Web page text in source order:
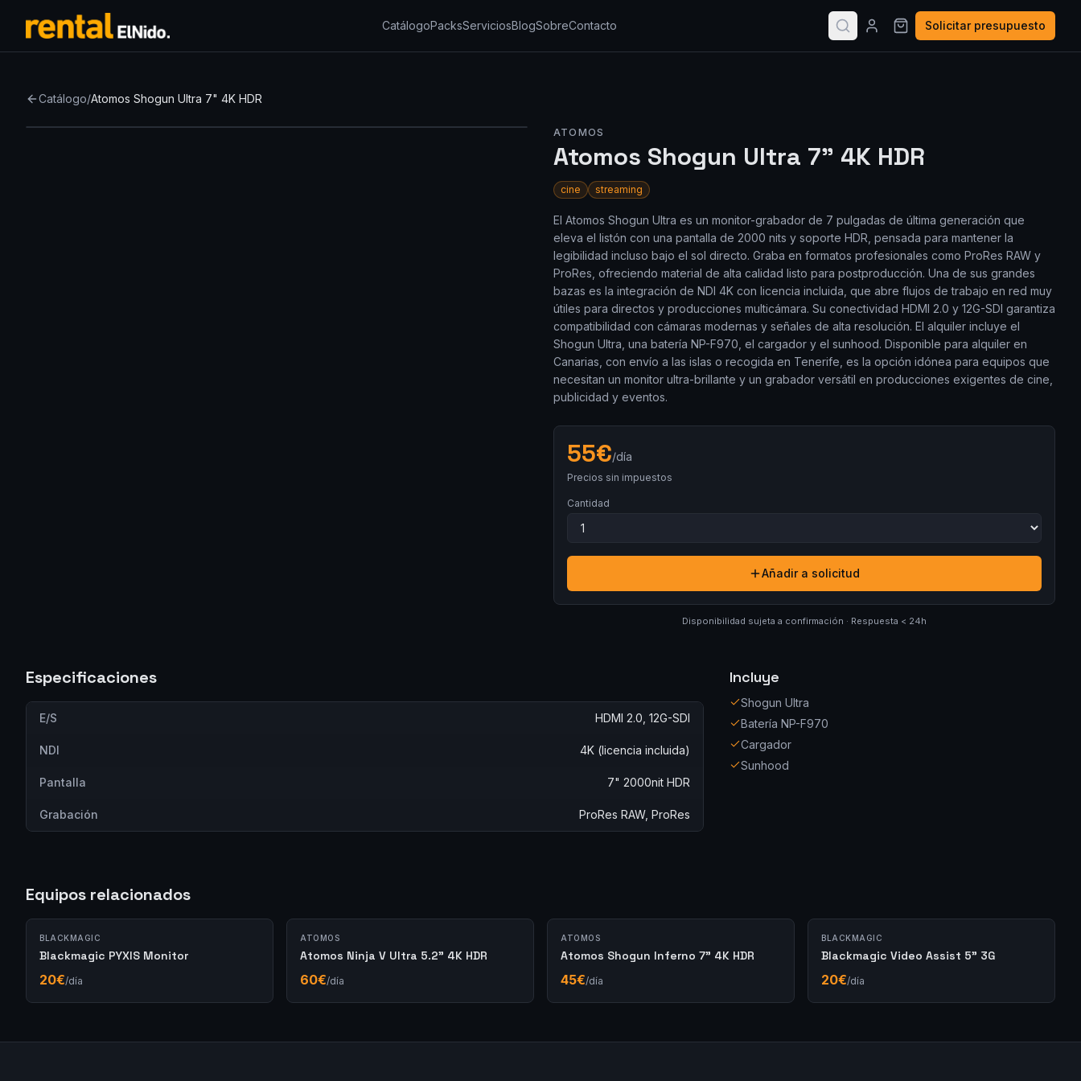
CatálogoPacksServiciosBlogSobreContacto Solicitar presupuesto
Catálogo/Atomos Shogun Ultra 7" 4K HDR
ATOMOS
Atomos Shogun Ultra 7" 4K HDR
cine streaming
El Atomos Shogun Ultra es un monitor-grabador de 7 pulgadas de última generación que
eleva el listón con una pantalla de 2000 nits y soporte HDR, pensada para mantener la
legibilidad incluso bajo el sol directo. Graba en formatos profesionales como ProRes RAW y
ProRes, ofreciendo material de alta calidad listo para postproducción. Una de sus grandes
bazas es la integración de NDI 4K con licencia incluida, que abre flujos de trabajo en red muy
útiles para directos y producciones multicámara. Su conectividad HDMI 2.0 y 12G-SDI garantiza
compatibilidad con cámaras modernas y señales de alta resolución. El alquiler incluye el
Shogun Ultra, una batería NP-F970, el cargador y el sunhood. Disponible para alquiler en
Canarias, con envío a las islas o recogida en Tenerife, es la opción idónea para equipos que
necesitan un monitor ultra-brillante y un grabador versátil en producciones exigentes de cine,
publicidad y eventos.
55€/día
Precios sin impuestos
Cantidad
Añadir a solicitud
Disponibilidad sujeta a confirmación · Respuesta < 24h
Especificaciones
E/S HDMI 2.0, 12G-SDI
NDI 4K (licencia incluida)
Pantalla 7" 2000nit HDR
Grabación ProRes RAW, ProRes
Incluye
Shogun Ultra
Batería NP-F970
Cargador
Sunhood
Equipos relacionados
BLACKMAGIC
Blackmagic PYXIS Monitor
20€/día
ATOMOS
Atomos Ninja V Ultra 5.2" 4K HDR
60€/día
ATOMOS
Atomos Shogun Inferno 7" 4K HDR
45€/día
BLACKMAGIC
Blackmagic Video Assist 5" 3G
20€/día